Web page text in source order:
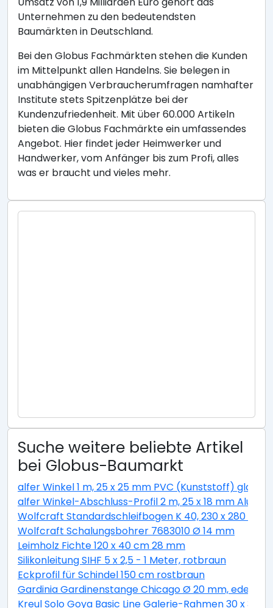
Unternehmen zu den bedeutendsten
Baumärkten in Deutschland.
Bei den Globus Fachmärkten stehen die Kunden
im Mittelpunkt allen Handelns. Sie belegen in
unabhängigen Verbraucherumfragen namhafter
Institute stets Spitzenplätze bei der
Kundenzufriedenheit. Mit über 60.000 Artikeln
bieten die Globus Fachmärkte ein umfassendes
Angebot. Hier findet jeder Heimwerker und
Handwerker, vom Anfänger bis zum Profi, alles
was er braucht und vieles mehr.
Suche weitere beliebte Artikel
bei Globus-Baumarkt
alfer Winkel 1 m, 25 x 25 mm PVC (Kunststoff) glatt
alfer Winkel-Abschluss-Profil 2 m, 25 x 18 mm
Wolfcraft Standardschleifbogen K 40, 230 x 280 cm
Wolfcraft Schalungsbohrer 7683010 Ø 14 mm
Leimholz Fichte 120 x 40 cm 28 mm
Silikonleitung SIHF 5 x 2,5 - 1 Meter, rotbraun
Eckprofil für Schindel 150 cm rostbraun
Gardinia Gardinenstange Chicago Ø 20 mm,
Kreul Solo Goya Basic Line Galerie-Rahmen 30 x 30